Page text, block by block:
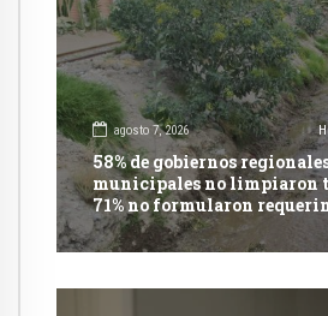
agosto 7, 2026
58% de gobiernos
municipales no limpiaron
71% no formularon
presupuestales afirma
Contraloría